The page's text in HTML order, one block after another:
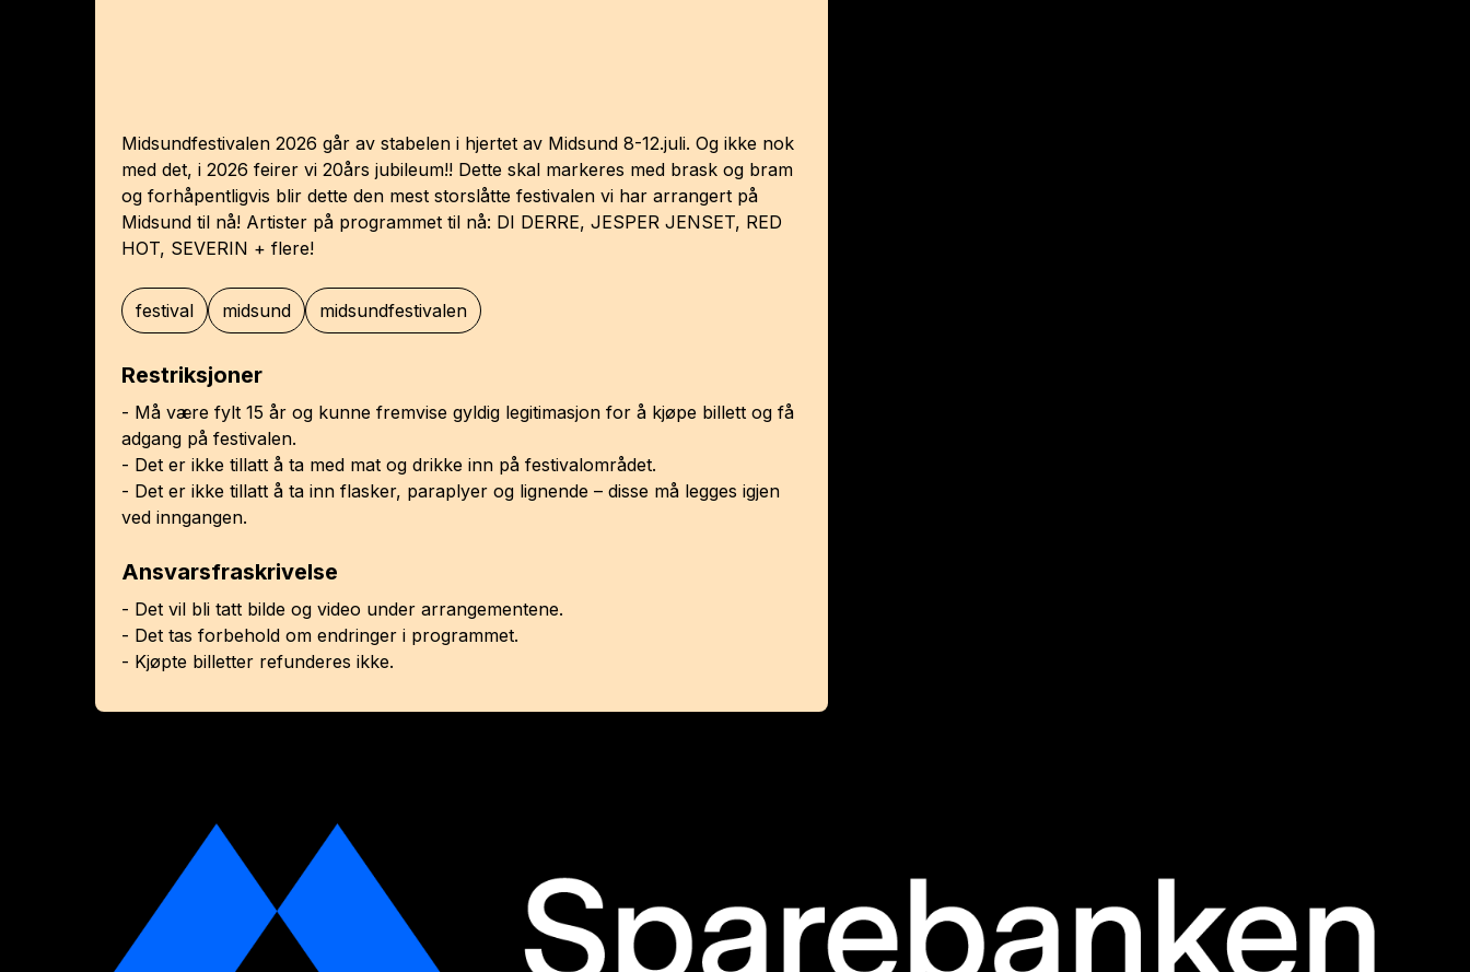
Midsundfestivalen 2026 går av stabelen i hjertet av Midsund 8-12.juli. Og ikke nok
med det, i 2026 feirer vi 20års jubileum!! Dette skal markeres med brask og bram
og forhåpentligvis blir dette den mest storslåtte festivalen vi har arrangert på
Midsund til nå! Artister på programmet til nå: DI DERRE, JESPER JENSET, RED
HOT, SEVERIN + flere!
festival midsund midsundfestivalen
Restriksjoner
- Må være fylt 15 år og kunne fremvise gyldig legitimasjon for å kjøpe billett og få
adgang på festivalen.
- Det er ikke tillatt å ta med mat og drikke inn på festivalområdet.
- Det er ikke tillatt å ta inn flasker, paraplyer og lignende – disse må legges igjen
ved inngangen.
Ansvarsfraskrivelse
- Det vil bli tatt bilde og video under arrangementene.
- Det tas forbehold om endringer i programmet.
- Kjøpte billetter refunderes ikke.